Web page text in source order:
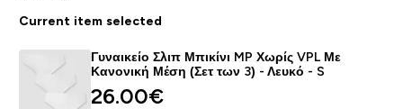
Current item selected
Γυναικείο Σλιπ Μπικίνι MP Χωρίς VPL Με
Κανονική Μέση (Σετ των 3) - Λευκό - S
26.00€‎